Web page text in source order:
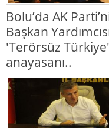
Bolu’da AK
Başkan
'Terörsüz
anayasanı..